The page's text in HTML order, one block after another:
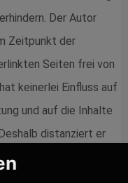
Der Autor
Zeitpunkt der
Seiten frei von
keinerlei Einfluss auf
und auf die Inhalte
distanziert er
aller gelinkten